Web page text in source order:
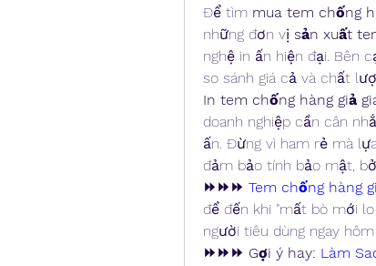
Để tìm mua tem chống
những đơn vị sản xuất
nghệ in ấn hiện đại. Bên
so sánh giá cả và chất
In tem chống hàng giả
doanh nghiệp cần cân
ấn. Đừng vì ham rẻ mà
đảm bảo tính bảo mật,
⏩⏩⏩ Tem chống hàng
để đến khi "mất bò mới
người tiêu dùng ngay hôm
⏩⏩⏩ Gợi ý hay: Làm